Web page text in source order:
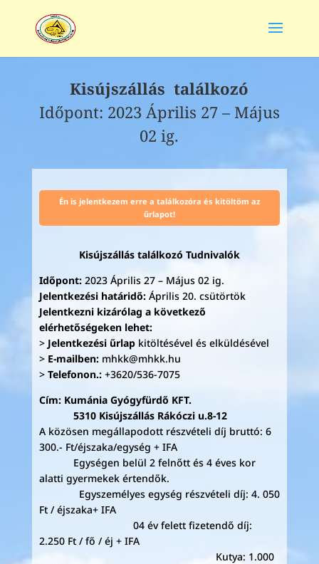
Kisújszállás találkozó
Időpont: 2023 Április 27 – Május
02 ig.
Én is jelentkezem erre a találkozóra és kitöltöm az
űrlapot!
Kisújszállás találkozó Tudnivalók
Időpont:2023 Április 27 – Május 02 ig.
Jelentkezési határidő:Április 20. csütörtök
Jelentkezni kizárólag a következő
elérhetőségeken lehet:
> Jelentkezési űrlapkitöltésével és elküldésével
> E-mailben:mhkk@mhkk.hu
> Telefonon.:+3620/536-7075
Cím: Kumánia Gyógyfürdő KFT.
5310 Kisújszállás Rákóczi u.8-12
A közösen megállapodott részvételi díj bruttó: 6
300.- Ft/éjszaka/egység + IFA
Egységen belül 2 felnőtt és 4 éves kor
alatti gyermekek értendők.
Egyszemélyes egység részvételi díj: 4. 050
Ft / éjszaka+ IFA
04 év felett fizetendő díj:
2.250 Ft / fő / éj + IFA
Kutya: 1.000